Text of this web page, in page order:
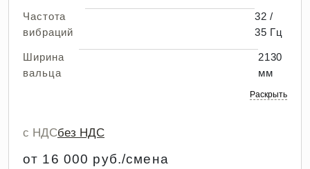
Частота
вибраций
32 /
35 Гц
Ширина
вальца
2130
мм
Раскрыть
с НДСбез НДС
от 16 000 руб./смена